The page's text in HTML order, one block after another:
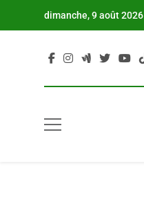
dimanche, 9 août 2026